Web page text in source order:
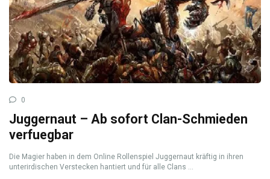
0
Juggernaut – Ab sofort Clan-Schmieden
verfuegbar
Die Magier haben in dem Online Rollenspiel Juggernaut kräftig in ihren
unterirdischen Verstecken hantiert und für alle Clans ...